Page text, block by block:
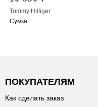
Tommy Hilfiger
Сумка
ПОКУПАТЕЛЯМ
Как сделать заказ